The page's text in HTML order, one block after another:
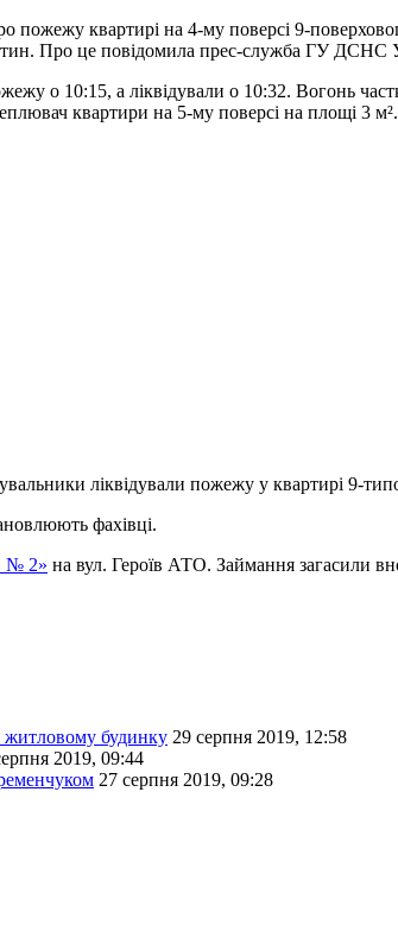
квартирі на 4-му поверсі 9-
Про це повідомила прес-служба ГУ ДСНС
о 10:15, а ліквідували о 10:32. Вогонь
квартири на 5-му поверсі на площі 3
ліквідували пожежу у квартирі 9-
фахівці.
№ 2» на вул. Героїв АТО. Займання загасили
житловому будинку 29 серпня 2019, 12:58
2019, 09:44
27 серпня 2019, 09:28